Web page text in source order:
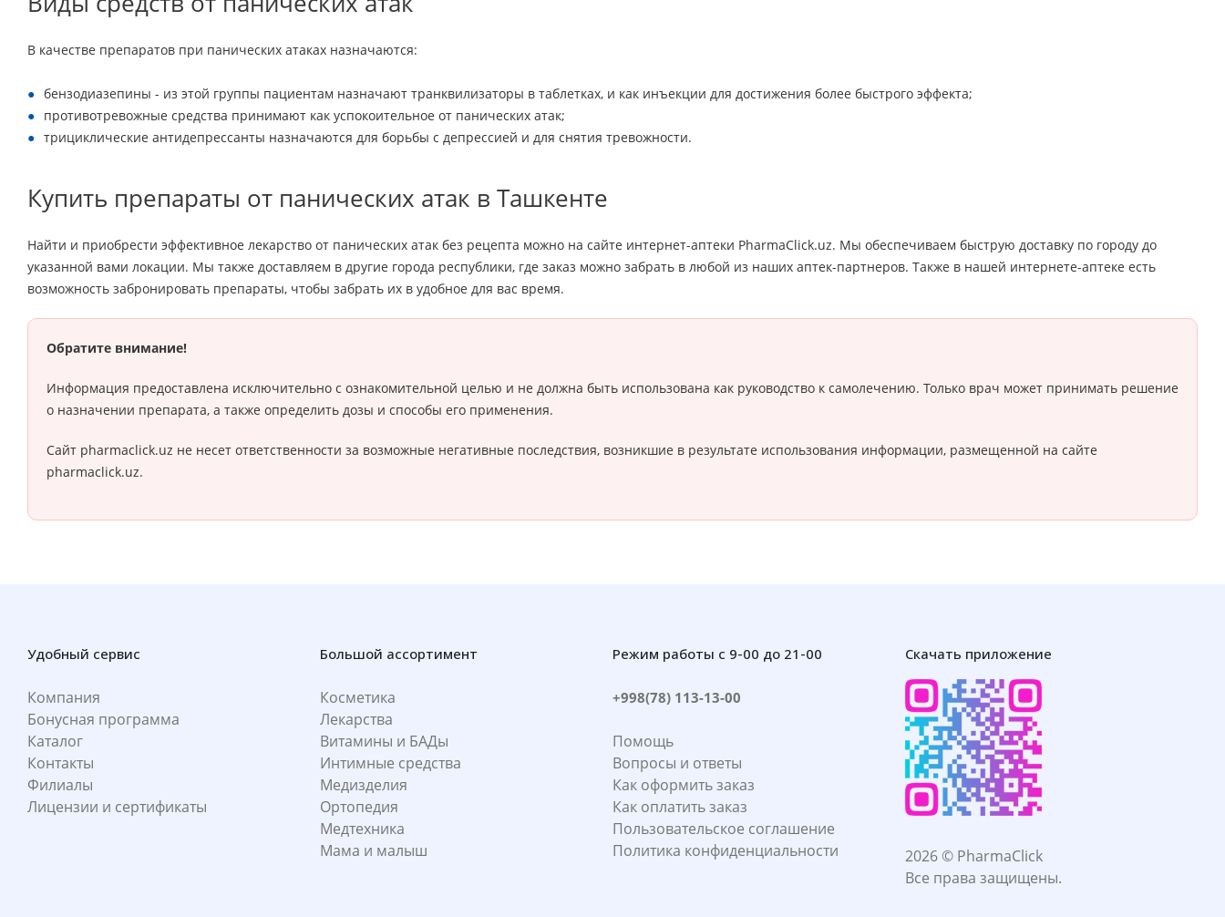
В качестве препаратов при панических атаках назначаются:
бензодиазепины - из этой группы пациентам назначают транквилизаторы в таблетках, и как инъекции для достижения более быстрого эффекта;
противотревожные средства принимают как успокоительное от панических атак;
трициклические антидепрессанты назначаются для борьбы с депрессией и для снятия тревожности.
Купить препараты от панических атак в Ташкенте
Найти и приобрести эффективное лекарство от панических атак без рецепта можно на сайте интернет-аптеки PharmaClick.uz. Мы обеспечиваем быструю доставку по городу до
указанной вами локации. Мы также доставляем в другие города республики, где заказ можно забрать в любой из наших аптек-партнеров. Также в нашей интернете-аптеке есть
возможность забронировать препараты, чтобы забрать их в удобное для вас время.
Обратите внимание!
Информация предоставлена исключительно с ознакомительной целью и не должна быть использована как руководство к самолечению. Только врач может принимать решение
о назначении препарата, а также определить дозы и способы его применения.
Сайт pharmaclick.uz не несет ответственности за возможные негативные последствия, возникшие в результате использования информации, размещенной на сайте
pharmaclick.uz.
Удобный сервис
Компания
Бонусная программа
Каталог
Контакты
Филиалы
Лицензии и сертификаты
Большой ассортимент
Косметика
Лекарства
Витамины и БАДы
Интимные средства
Медизделия
Ортопедия
Медтехника
Мама и малыш
Режим работы с 9-00 до 21-00
+998(78) 113-13-00
Помощь
Вопросы и ответы
Как оформить заказ
Как оплатить заказ
Пользовательское соглашение
Политика конфиденциальности
Скачать приложение
2026 © PharmaClick
Все права защищены.